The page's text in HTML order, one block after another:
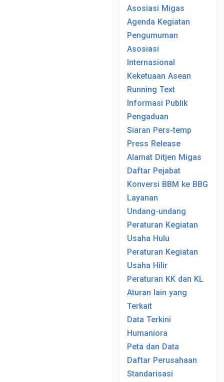
Asosiasi Migas
Agenda Kegiatan
Pengumuman
Asosiasi
Internasional
Keketuaan Asean
Running Text
Informasi Publik
Pengaduan
Siaran Pers-temp
Press Release
Alamat Ditjen Migas
Daftar Pejabat
Konversi BBM ke BBG
Layanan
Undang-undang
Peraturan Kegiatan
Usaha Hulu
Peraturan Kegiatan
Usaha Hilir
Peraturan KK dan KL
Aturan lain yang
Terkait
Data Terkini
Humaniora
Peta dan Data
Daftar Perusahaan
Standarisasi